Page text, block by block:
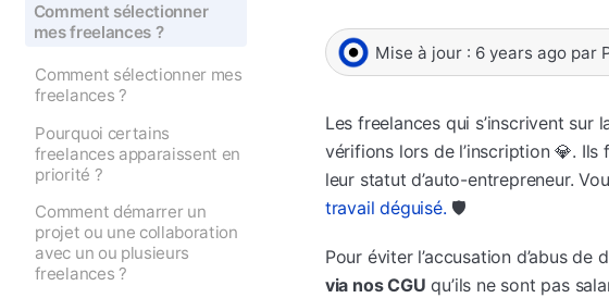
Comment sélectionner
mes freelances ?
Comment sélectionner mes
freelances ?
Pourquoi certains
freelances apparaissent en
priorité ?
Comment démarrer un
projet ou une collaboration
avec un ou plusieurs
freelances ?
Mise à jour : 6 years ago par
Les freelances qui s’inscrivent
vérifions lors de l’inscription 💎. Ils
leur statut d’auto-entrepreneur.
travail déguisé. 🛡️
Pour éviter l’accusation d’abus de
via nos CGU qu’ils ne sont pas